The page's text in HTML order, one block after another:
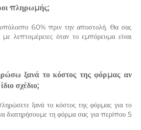
πληρωμής;
60% πριν την αποστολή. Θα σας
με λεπτομέρειες όταν το εμπόρευμα είναι
ξανά το κόστος της φόρμας αν
σχέδιο;
ξανά το κόστος της φόρμας για το
διατηρήσουμε τη φόρμα σας για περίπου 5